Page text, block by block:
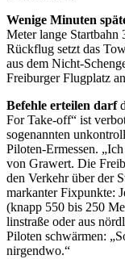
Wenige Minuten
Meter lange
Rückflug setzt das
aus dem Nicht-
Freiburger Flugplatz
Befehle erteilen darf
For Take-off“ ist
sogenannten
Piloten-Ermessen.
von Grawert. Die
den Verkehr über der
markanter Fixpunkte:
(knapp 550 bis 250
linstraße oder aus
Piloten schwärmen:
nirgendwo.“